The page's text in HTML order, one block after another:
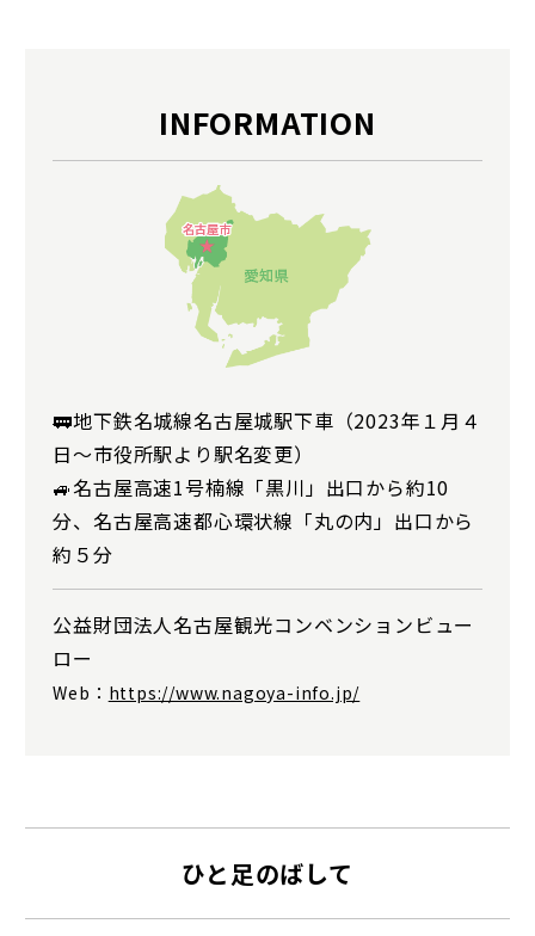
INFORMATION
🚃地下鉄名城線名古屋城駅下車（2023年１月４
日～市役所駅より駅名変更）
🚙名古屋高速1号楠線「黒川」出口から約10
分、名古屋高速都心環状線「丸の内」出口から
約５分
公益財団法人名古屋観光コンベンションビュー
ロー
Web： https://www.nagoya-info.jp/
ひと足のばして